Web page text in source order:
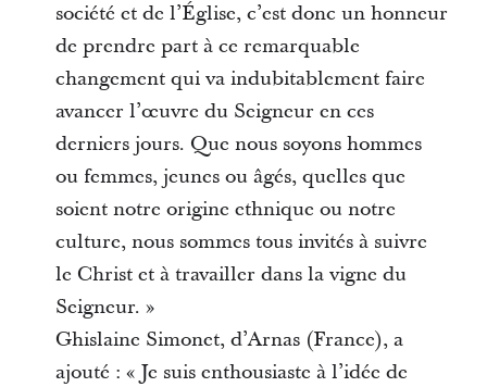
société et de l’Église, c’est donc un honneur
de prendre part à ce remarquable
changement qui va indubitablement faire
avancer l’œuvre du Seigneur en ces
derniers jours. Que nous soyons hommes
ou femmes, jeunes ou âgés, quelles que
soient notre origine ethnique ou notre
culture, nous sommes tous invités à suivre
le Christ et à travailler dans la vigne du
Seigneur. »
Ghislaine Simonet, d’Arnas (France), a
ajouté : « Je suis enthousiaste à l’idée de